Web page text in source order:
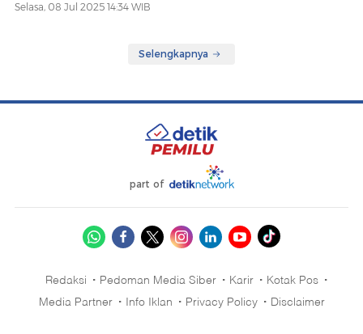
Selasa, 08 Jul 2025 14:34 WIB
Selengkapnya
part of
Redaksi Pedoman Media Siber Karir
Kotak Pos
Media Partner
Info Iklan Privacy Policy Disclaimer